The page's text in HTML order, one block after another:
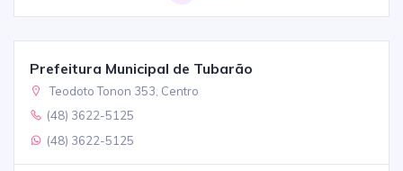
Prefeitura Municipal de Tubarão
Teodoto Tonon 353, Centro
(48) 3622-5125
(48) 3622-5125